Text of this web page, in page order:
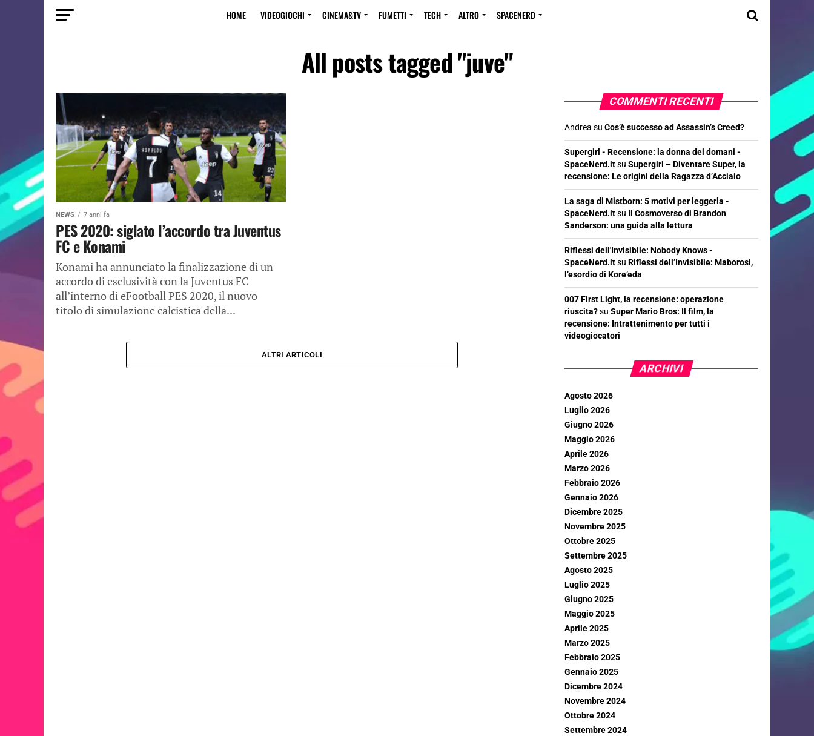
HOME VIDEOGIOCHI CINEMA&TV FUMETTI TECH ALTRO SPACENERD
All posts tagged "juve"
NEWS 7 anni fa
PES 2020: siglato l’accordo tra Juventus
FC e Konami
Konami ha annunciato la finalizzazione di un
accordo di esclusività con la Juventus FC
all’interno di eFootball PES 2020, il nuovo
titolo di simulazione calcistica della...
ALTRI ARTICOLI
COMMENTI RECENTI
Andrea su Cos’è successo ad Assassin’s Creed?
Supergirl - Recensione: la donna del domani -
SpaceNerd.itsu Supergirl – Diventare Super, la
recensione: Le origini della Ragazza d’Acciaio
La saga di Mistborn: 5 motivi per leggerla -
SpaceNerd.itsu Il Cosmoverso di Brandon
Sanderson: una guida alla lettura
Riflessi dell'Invisibile: Nobody Knows -
SpaceNerd.itsu Riflessi dell’Invisibile: Maborosi,
l’esordio di Kore’eda
007 First Light, la recensione: operazione
riuscita?su Super Mario Bros: Il film, la
recensione: Intrattenimento per tutti i
videogiocatori
ARCHIVI
Agosto 2026
Luglio 2026
Giugno 2026
Maggio 2026
Aprile 2026
Marzo 2026
Febbraio 2026
Gennaio 2026
Dicembre 2025
Novembre 2025
Ottobre 2025
Settembre 2025
Agosto 2025
Luglio 2025
Giugno 2025
Maggio 2025
Aprile 2025
Marzo 2025
Febbraio 2025
Gennaio 2025
Dicembre 2024
Novembre 2024
Ottobre 2024
Settembre 2024